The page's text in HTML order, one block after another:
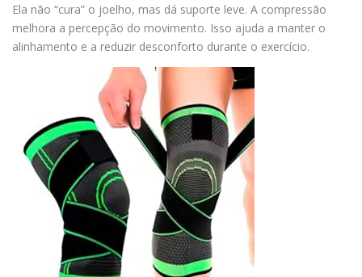
Ela não “cura” o joelho, mas dá suporte leve. A compressão
melhora a percepção do movimento. Isso ajuda a manter o
alinhamento e a reduzir desconforto durante o exercício.